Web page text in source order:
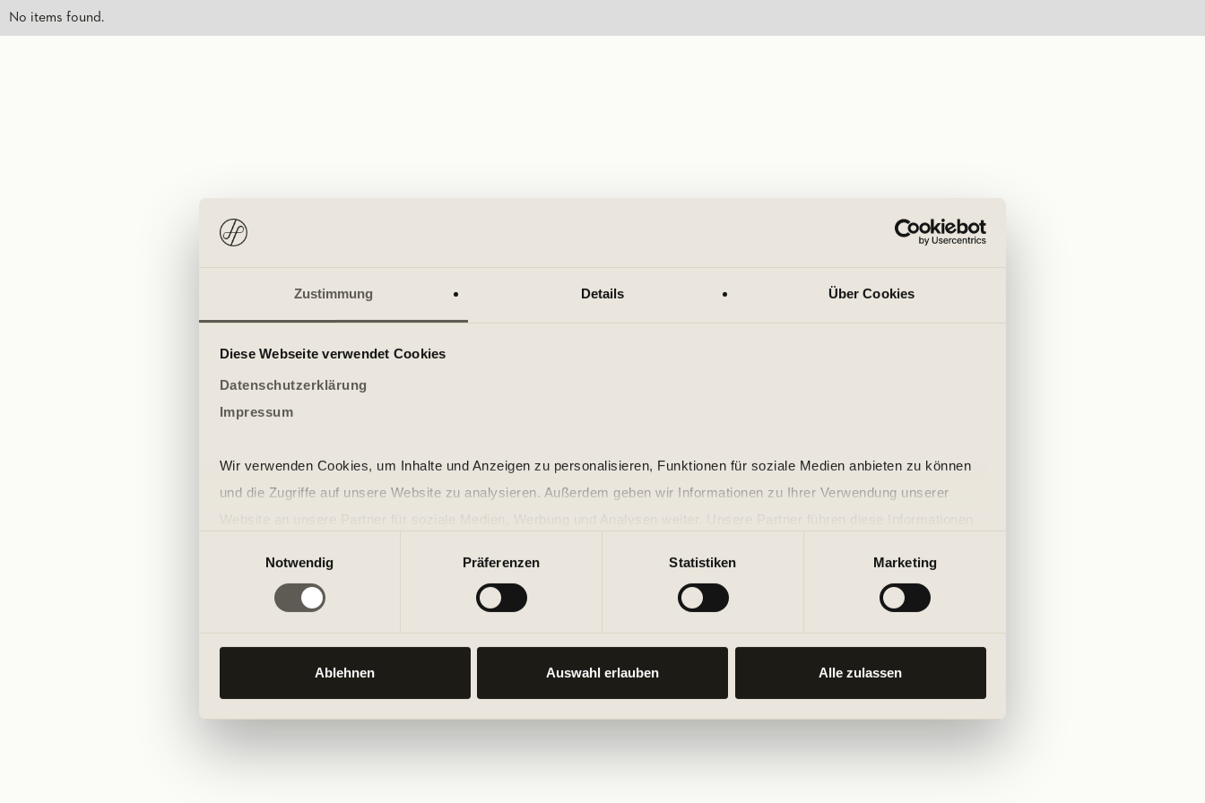
Zustimmung Details Über Cookies
Diese Webseite verwendet Cookies
Datenschutzerklärung
Impressum
Wir verwenden Cookies, um Inhalte und Anzeigen zu personalisieren, Funktionen für soziale Medien anbieten zu können
und die Zugriffe auf unsere Website zu analysieren. Außerdem geben wir Informationen zu Ihrer Verwendung unserer
der Dienste gesammelt haben.
Notwendig
Präferenzen Statistiken Marketing
Ablehnen Auswahl erlauben Alle zulassen
No items found.